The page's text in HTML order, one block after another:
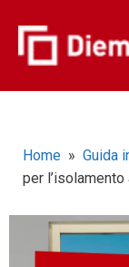
Home » Guida
per